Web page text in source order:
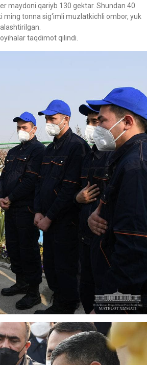
maydoni qariyb 130 gektar. Shundan 40
tonna sig‘imli muzlatkichli ombor, yuk
taqdimot qilindi.